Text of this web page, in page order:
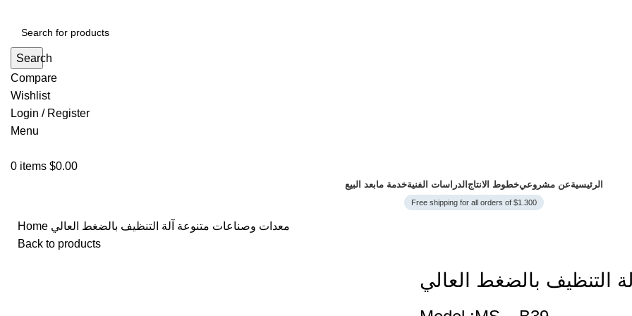
Search
Compare
Wishlist
Login / Register
Menu
0 items $0.00
خدمة مابعد البيعالدراسات الفنية خطوط الانتاجعن مشروعيالرئيسية
Free shipping for all orders of $1.300
Home معدات وصناعات متنوعة آلة التنظيف بالضغط العالي
Back to products
التنظيف بالضغط العالي